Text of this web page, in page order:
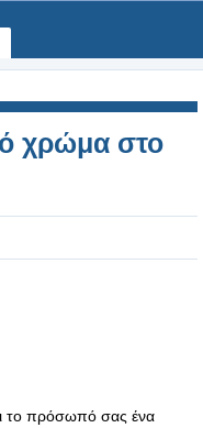
χρώμα στο
το πρόσωπό σας ένα